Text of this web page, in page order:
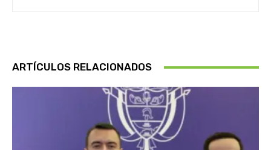
ARTÍCULOS RELACIONADOS